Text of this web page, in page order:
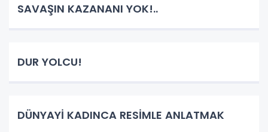
SAVAŞIN KAZANANI YOK!..
DUR YOLCU!
DÜNYAYİ KADINCA RESİMLE ANLATMAK